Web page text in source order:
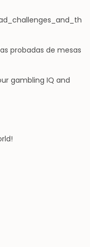
probadas de mesas
gambling IQ and